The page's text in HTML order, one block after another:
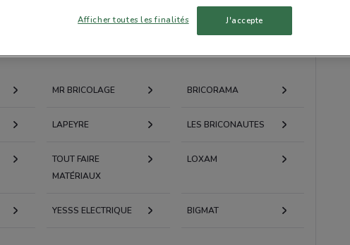
MR BRICOLAGE BRICORAMA
LAPEYRE LES BRICONAUTES
TOUT FAIRE
MATÉRIAUX
LOXAM
YESSS ELECTRIQUE BIGMAT
Afficher toutes les finalités J'accepte